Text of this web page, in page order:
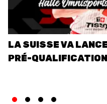
FÉDÉRATION
BASKET EN FAUTEUIL
ROULANT
LA SUISSE VA
PRÉ-